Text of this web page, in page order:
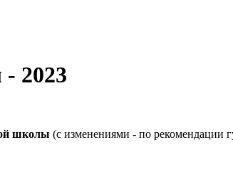
2023
школы (с изменениями - по рекомендации